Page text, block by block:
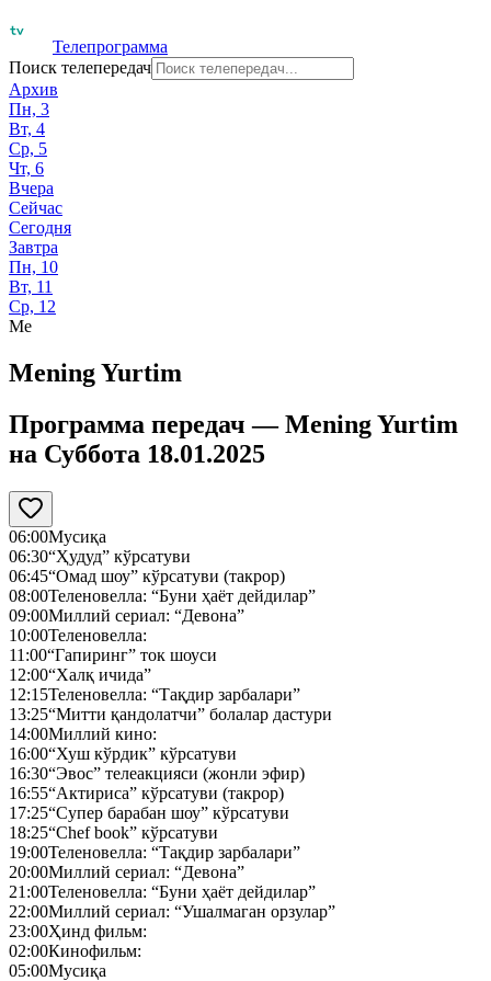
Телепрограмма
Поиск телепередач
Архив
Пн, 3
Вт, 4
Ср, 5
Чт, 6
Вчера
Сейчас
Сегодня
Завтра
Пн, 10
Вт, 11
Ср, 12
Me
Mening Yurtim
Программа передач —Mening Yurtim
на Суббота 18.01.2025
06:00Мусиқа
06:30“Ҳудуд” кўрсатуви
06:45“Омад шоу” кўрсатуви (такрор)
08:00Теленовелла: “Буни ҳаёт дейдилар”
09:00Миллий сериал: “Девона”
10:00Теленовелла:
11:00“Гапиринг” ток шоуси
12:00“Халқ ичида”
12:15Теленовелла: “Тақдир зарбалари”
13:25“Митти қандолатчи” болалар дастури
14:00Миллий кино:
16:00“Хуш кўрдик” кўрсатуви
16:30“Эвос” телеакцияси (жонли эфир)
16:55“Актириса” кўрсатуви (такрор)
17:25“Супер барабан шоу” кўрсатуви
18:25“Chef book” кўрсатуви
19:00Теленовелла: “Тақдир зарбалари”
20:00Миллий сериал: “Девона”
21:00Теленовелла: “Буни ҳаёт дейдилар”
22:00Миллий сериал: “Ушалмаган орзулар”
23:00Ҳинд фильм:
02:00Кинофильм:
05:00Мусиқа